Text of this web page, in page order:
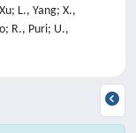
L., Yang; X.,
R., Puri; U.,